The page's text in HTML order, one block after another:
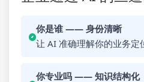
你是谁 —— 身份清晰
让 AI 准确理解你的业务定
你专业吗 —— 知识结构化